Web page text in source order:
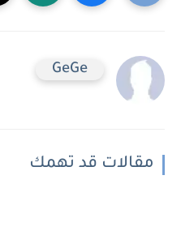
GeGe
مقالات قد تهمك